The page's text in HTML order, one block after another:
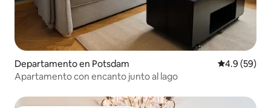
Departamento en Potsdam Calificación
4.9 (59)
Apartamento con encanto junto al lago